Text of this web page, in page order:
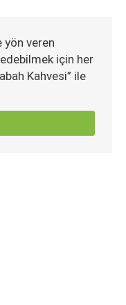
yön veren
için her
Kahvesi” ile